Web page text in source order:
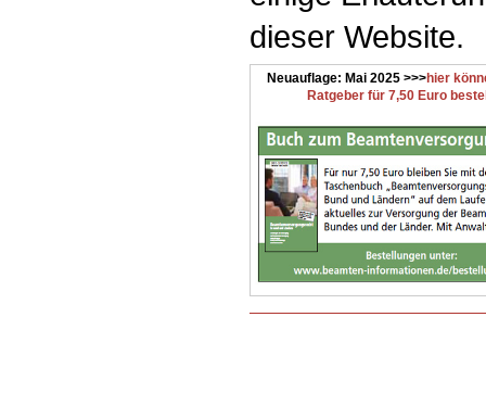
dieser Website.
Neuauflage: Mai 2025 >>>hier
Ratgeber für 7,50 Euro